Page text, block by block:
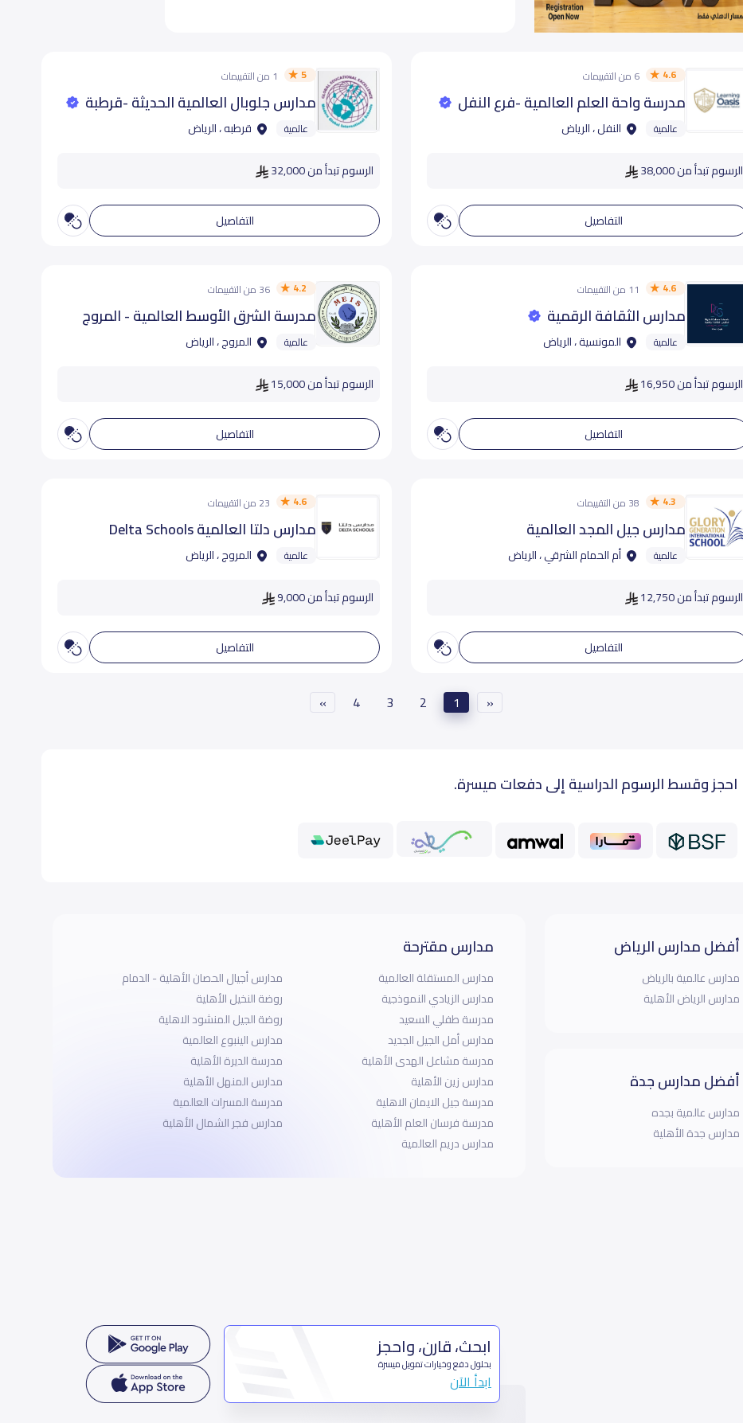
4.6 6 من التقييمات
مدرسة واحة العلم العالمية -فرع النفل
عالمية النفل ، الرياض
الرسوم تبدأ من 38,000
التفاصيل
5 1 من التقييمات
مدارس جلوبال العالمية الحديثة -قرطبة
عالمية قرطبه ، الرياض
الرسوم تبدأ من 32,000
التفاصيل
4.6 11 من التقييمات
مدارس الثقافة الرقمية
عالمية المونسية ، الرياض
الرسوم تبدأ من 16,950
التفاصيل
4.2 36 من التقييمات
مدرسة الشرق الأوسط العالمية - المروج
عالمية المروج ، الرياض
الرسوم تبدأ من 15,000
التفاصيل
4.3 38 من التقييمات
مدارس جيل المجد العالمية
عالمية أم الحمام الشرقي ، الرياض
الرسوم تبدأ من 12,750
التفاصيل
4.6 23 من التقييمات
مدارس دلتا العالمية Delta Schools
عالمية المروج ، الرياض
الرسوم تبدأ من 9,000
التفاصيل
«
1
2
3
4
»
احجز وقسط الرسوم الدراسية إلى دفعات ميسرة.
أفضل مدارس الرياض
مدارس عالمية بالرياض
مدارس الرياض الأهلية
أفضل مدارس جدة
مدارس عالمية بجده
مدارس جدة الأهلية
مدارس مقترحة
مدارس المستقلة العالمية
مدارس الزيادي النموذجية
مدرسة طفلي السعيد
مدارس أمل الجيل الجديد
مدرسة مشاعل الهدى الأهلية
مدارس زين الأهلية
مدرسة جيل الايمان الاهلية
مدرسة فرسان العلم الأهلية
مدارس دريم العالمية
مدارس أجيال الحصان الأهلية - الدمام
روضة النخيل الأهلية
روضة الجيل المنشود الاهلية
مدارس الينبوع العالمية
مدرسة الديرة الأهلية
مدارس المنهل الأهلية
مدرسة المسرات العالمية
مدارس فجر الشمال الأهلية
ابحث، قارن، واحجز
بحلول دفع وخيارات تمويل ميسرة
ابدأ الآن